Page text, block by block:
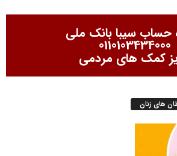
حساب سیبا بانک ملی
0110103434000
کمک های مردمی
های زنان